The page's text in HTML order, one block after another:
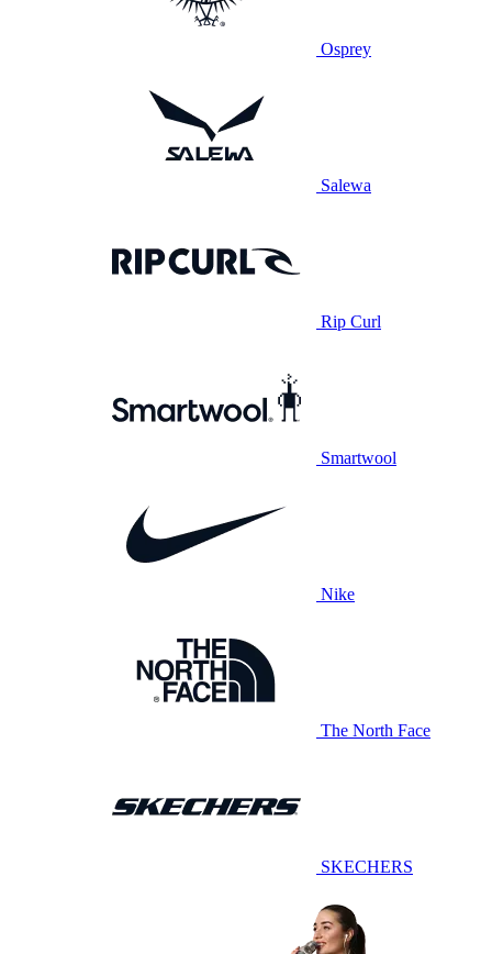
Osprey
Salewa
Rip Curl
Smartwool
Nike
The North Face
SKECHERS